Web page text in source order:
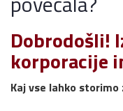
Dobrodošli!
korporacije
Kaj vse lahko storimo